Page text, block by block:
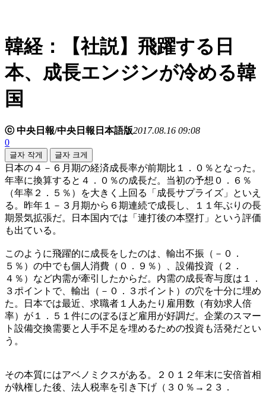
韓経：【社説】飛躍する日
本、成長エンジンが冷める韓
国
ⓒ 中央日報/中央日報日本語版2017.08.16 09:08
0
글자 작게 글자 크게
日本の４－６月期の経済成長率が前期比１．０％となった。
年率に換算すると４．０％の成長だ。当初の予想０．６％
（年率２．５％）を大きく上回る「成長サプライズ」といえ
る。昨年１－３月期から６期連続で成長し、１１年ぶりの長
期景気拡張だ。日本国内では「連打後の本塁打」という評価
も出ている。
このように飛躍的に成長をしたのは、輸出不振（－０．
５％）の中でも個人消費（０．９％）、設備投資（２．
４％）など内需が牽引したからだ。内需の成長寄与度は１．
３ポイントで、輸出（－０．３ポイント）の穴を十分に埋め
た。日本では最近、求職者１人あたり雇用数（有効求人倍
率）が１．５１件にのぼるほど雇用が好調だ。企業のスマー
ト設備交換需要と人手不足を埋めるための投資も活発だとい
う。
その本質にはアベノミクスがある。２０１２年末に安倍首相
が執権した後、法人税率を引き下げ（３０％→２３．